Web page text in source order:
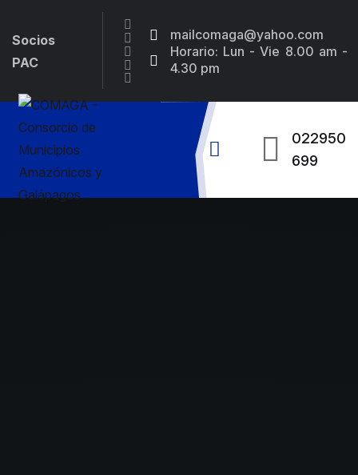
Socios
PAC
mailcomaga@yahoo.com
Horario: Lun - Vie 8.00 am -
4.30 pm
022950
699